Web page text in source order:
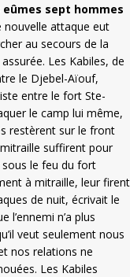
sept hommes
nouvelle attaque eut
au secours de la
Les Kabiles, de
le Djebel-Aïouf,
entre le fort Ste-
le camp lui même,
restèrent sur le front
suffirent pour
sous le feu du fort
à mitraille, leur firent
de nuit, écrivait le
l’ennemi n’a plus
veut seulement nous
nos relations ne
Les Kabiles